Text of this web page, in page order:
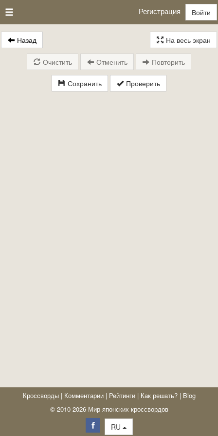
Регистрация Войти
Назад На весь экран
Сохранить Проверить
Очистить Отменить Повторить
Кроссворды | Комментарии | Рейтинги | Как решать? | Blog
© 2010-2026 Мир японских кроссвордов
RU